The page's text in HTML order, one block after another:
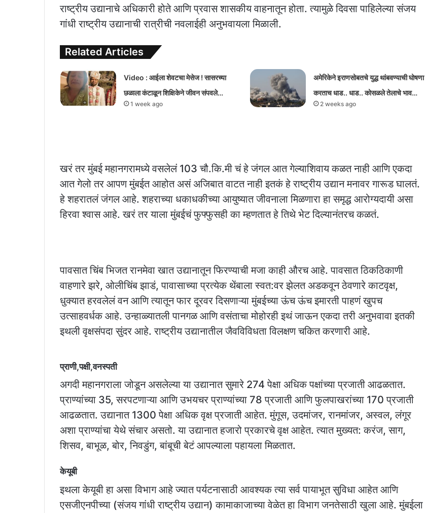
राष्ट्रीय उद्यानाचे अधिकारी होते आणि प्रवास शासकीय वाहनातून होता. त्यामुळे दिवसा पाहिलेल्या संजय
गांधी राष्ट्रीय उद्यानाची रात्रीची नवलाईही अनुभवायला मिळाली.
Related Articles
Video : आईला शेवटचा मेसेज ! सासरच्या
छळाला कंटाळून शिक्षिकेने जीवन संपवले…
1 week ago
अमेरिकेने इराणसोबतचे युद्ध थांबवण्याची घोषणा
करताच धाड.. धाड.. कोसळले तेलाचे भाव…
2 weeks ago
खरं तर मुंबई महानगरामध्ये वसलेलं 103 चौ.कि.मी चं हे जंगल आत गेल्याशिवाय कळत नाही आणि एकदा
आत गेलो तर आपण मुंबईत आहोत असं अजिबात वाटत नाही इतकं हे राष्ट्रीय उद्यान मनावर गारूड घालतं.
हे शहरातलं जंगल आहे. शहराच्या धकाधकीच्या आयुष्यात जीवनाला मिळणारा हा समृद्ध आरोग्यदायी असा
हिरवा श्वास आहे. खरं तर याला मुंबईचं फुफ्फुसही का म्हणतात हे तिथे भेट दिल्यानंतरच कळतं.
पावसात चिंब भिजत रानमेवा खात उद्यानातून फिरण्याची मजा काही औरच आहे. पावसात ठिकठिकाणी
वाहणारे झरे, ओलीचिंब झाडं, पावासाच्या प्रत्येक थेंबाला स्वत:वर झेलत अडकवून ठेवणारे काटवृक्ष,
धुक्यात हरवलेलं वन आणि त्यातून फार दूरवर दिसणाऱ्‍या मुंबईच्या ऊंच ऊंच इमारती पाहणं खुपच
उत्साहवर्धक आहे. उन्हाळ्यातली पानगळ आणि वसंताचा मोहोरही इथं जाऊन एकदा तरी अनुभवावा इतकी
इथली वृक्षसंपदा सुंदर आहे. राष्ट्रीय उद्यानातील जैवविविधता विलक्षण चकित करणारी आहे.
प्राणी,पक्षी,वनस्पती
अगदी महानगराला जोडून असलेल्या या उद्यानात सुमारे 274 पेक्षा अधिक पक्षांच्या प्रजाती आढळतात.
प्राण्यांच्या 35, सरपटणाऱ्या आणि उभयचर प्राण्यांच्या 78 प्रजाती आणि फुलपाखरांच्या 170 प्रजाती
आढळतात. उद्यानात 1300 पेक्षा अधिक वृक्ष प्रजाती आहेत. मुंगूस, उदमांजर, रानमांजर, अस्वल, लंगूर
अशा प्राण्यांचा येथे संचार असतो. या उद्यानात हजारो प्रकारचे वृक्ष आहेत. त्यात मुख्यत: करंज, साग,
शिसव, बाभूळ, बोर, निवडुंग, बांबूची बेटं आपल्याला पहायला मिळतात.
केयूबी
इथला केयूबी हा असा विभाग आहे ज्यात पर्यटनासाठी आवश्यक त्या सर्व पायाभूत सुविधा आहेत आणि
एसजीएनपीच्या (संजय गांधी राष्ट्रीय उद्यान) कामाकाजाच्या वेळेत हा विभाग जनतेसाठी खुला आहे. मुंबईला